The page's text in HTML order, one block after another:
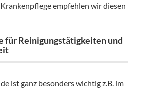
empfehlen wir diesen
für Reinigungstätigkeiten und
ist ganz besonders wichtig z.B. im